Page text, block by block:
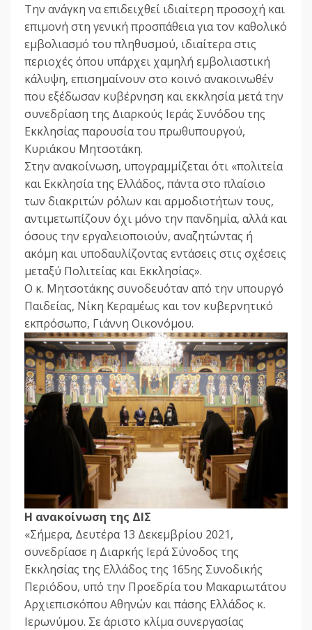
Την ανάγκη να επιδειχθεί ιδιαίτερη προσοχή και
επιμονή στη γενική προσπάθεια για τον καθολικό
εμβολιασμό του πληθυσμού, ιδιαίτερα στις
περιοχές όπου υπάρχει χαμηλή εμβολιαστική
κάλυψη, επισημαίνουν στο κοινό ανακοινωθέν
που εξέδωσαν κυβέρνηση και εκκλησία μετά την
συνεδρίαση της Διαρκούς Ιεράς Συνόδου της
Εκκλησίας παρουσία του πρωθυπουργού,
Κυριάκου Μητσοτάκη.
Στην ανακοίνωση, υπογραμμίζεται ότι «πολιτεία
και Εκκλησία της Ελλάδος, πάντα στο πλαίσιο
των διακριτών ρόλων και αρμοδιοτήτων τους,
αντιμετωπίζουν όχι μόνο την πανδημία, αλλά και
όσους την εργαλειοποιούν, αναζητώντας ή
ακόμη και υποδαυλίζοντας εντάσεις στις σχέσεις
μεταξύ Πολιτείας και Εκκλησίας».
Ο κ. Μητσοτάκης συνοδευόταν από την υπουργό
Παιδείας, Νίκη Κεραμέως και τον κυβερνητικό
εκπρόσωπο, Γιάννη Οικονόμου.
Η ανακοίνωση της ΔΙΣ
«Σήμερα, Δευτέρα 13 Δεκεμβρίου 2021,
συνεδρίασε η Διαρκής Ιερά Σύνοδος της
Εκκλησίας της Ελλάδος της 165ης Συνοδικής
Περιόδου, υπό την Προεδρία του Μακαριωτάτου
Αρχιεπισκόπου Αθηνών και πάσης Ελλάδος κ.
Ιερωνύμου. Σε άριστο κλίμα συνεργασίας